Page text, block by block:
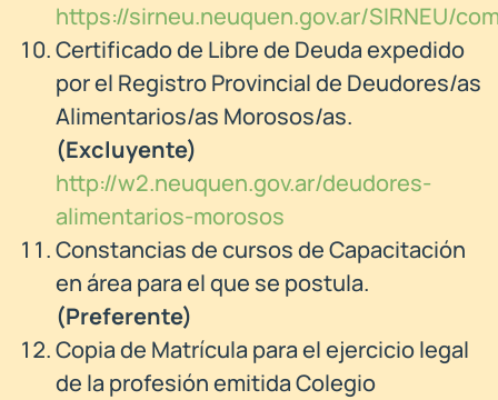
https://sirneu.neuquen.gov.ar/SIRNEU/
Certificado de Libre de Deuda expedido
por el Registro Provincial de Deudores/as
Alimentarios/as Morosos/as.
(Excluyente)
http://w2.neuquen.gov.ar/deudores-
alimentarios-morosos
Constancias de cursos de Capacitación
en área para el que se postula.
(Preferente)
Copia de Matrícula para el ejercicio legal
de la profesión emitida Colegio